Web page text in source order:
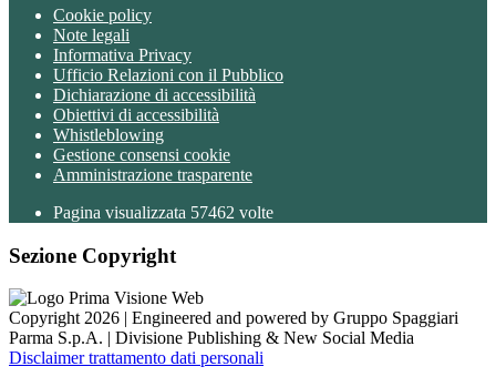
Cookie policy
Note legali
Informativa Privacy
Ufficio Relazioni con il Pubblico
Dichiarazione di accessibilità
Obiettivi di accessibilità
Whistleblowing
Gestione consensi cookie
Amministrazione trasparente
Pagina visualizzata 57462 volte
Sezione Copyright
Copyright 2026 | Engineered and powered by Gruppo Spaggiari
Parma S.p.A. | Divisione Publishing & New Social Media
Disclaimer trattamento dati personali